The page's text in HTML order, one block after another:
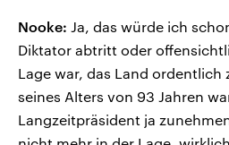
Nooke: Ja, das würde ich
Diktator abtritt oder
Lage war, das Land
seines Alters von 93 Jahren
Langzeitpräsident ja